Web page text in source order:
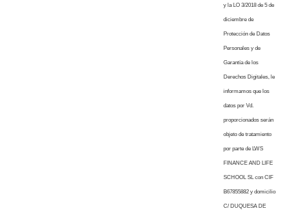
y la LO 3/2018 de 5 de
diciembre de
Protección de Datos
Personales y de
Garantía de los
Derechos Digitales, le
informamos que los
datos por Vd.
proporcionados serán
objeto de tratamiento
por parte de LWS
FINANCE AND LIFE
SCHOOL SL con CIF
B67855882 y domicilio
C/ DUQUESA DE